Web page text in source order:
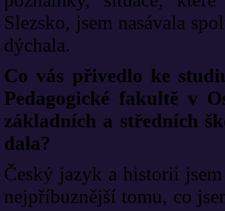
Slezsko, jsem nasávala
dýchala.
Co vás přivedlo ke
Pedagogické fakultě v
základních a středních
dala?
Český jazyk a historii
nejpříbuznější tomu, co